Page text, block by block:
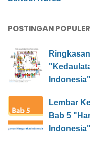
POSTINGAN POPULER
Lembar
Bab 5
Indonesia"